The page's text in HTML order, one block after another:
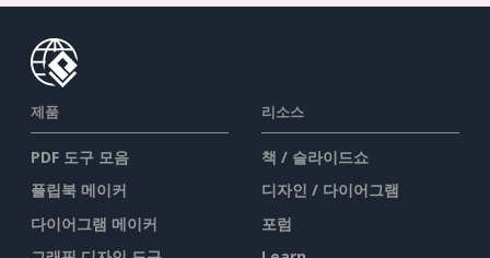
제품
PDF 도구 모음
플립북 메이커
다이어그램 메이커
리소스
책 / 슬라이드쇼
디자인 / 다이어그램
포럼